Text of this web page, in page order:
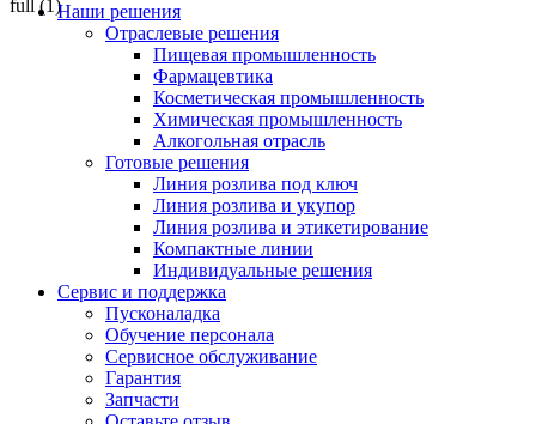
Наши решения
Отраслевые решения
Пищевая промышленность
Фармацевтика
Косметическая промышленность
Химическая промышленность
Алкогольная отрасль
Готовые решения
Линия розлива под ключ
Линия розлива и укупор
Линия розлива и этикетирование
Компактные линии
Индивидуальные решения
Сервис и поддержка
Пусконаладка
Обучение персонала
Сервисное обслуживание
Гарантия
Запчасти